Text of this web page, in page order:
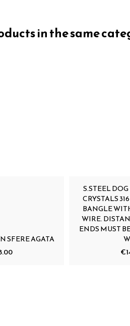
in the same
SFERE AGATA
S.STEEL
CRYSTALS
BANGLE
WIRE.
ENDS MUST